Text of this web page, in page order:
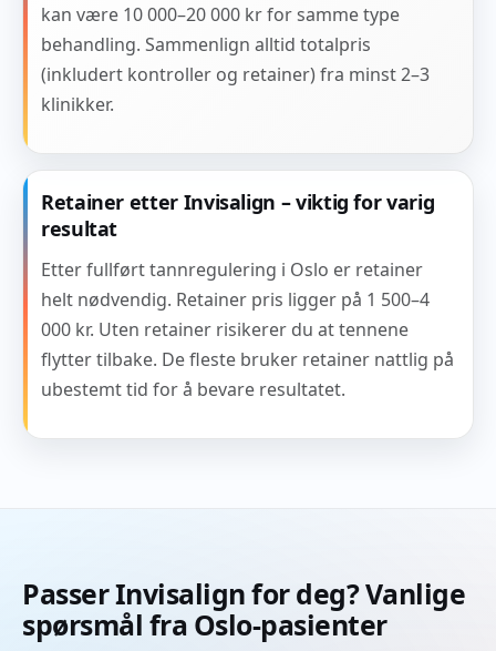
kan være 10 000–20 000 kr for samme type
behandling. Sammenlign alltid totalpris
(inkludert kontroller og retainer) fra minst 2–3
klinikker.
Retainer etter Invisalign – viktig for varig
resultat
Etter fullført tannregulering i Oslo er retainer
helt nødvendig. Retainer pris ligger på 1 500–4
000 kr. Uten retainer risikerer du at tennene
flytter tilbake. De fleste bruker retainer nattlig på
ubestemt tid for å bevare resultatet.
Passer Invisalign for deg? Vanlige
spørsmål fra Oslo-pasienter